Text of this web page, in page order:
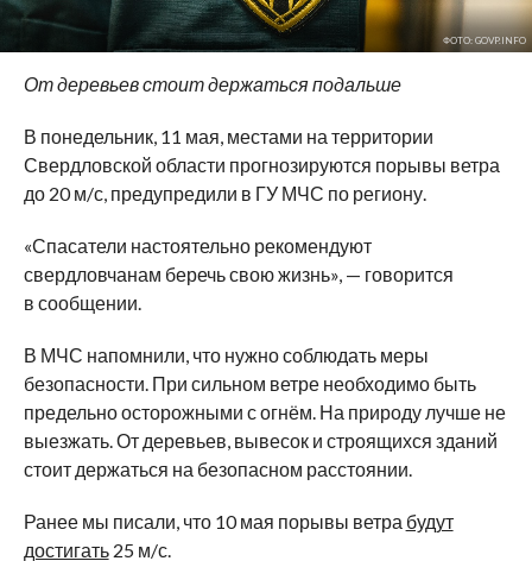
ФОТО: GOVP.INFO
От деревьев стоит держаться подальше
В понедельник, 11 мая, местами на территории
Свердловской области прогнозируются порывы ветра
до 20 м/с, предупредили в ГУ МЧС по региону.
«Спасатели настоятельно рекомендуют
свердловчанам беречь свою жизнь», — говорится
в сообщении.
В МЧС напомнили, что нужно соблюдать меры
безопасности. При сильном ветре необходимо быть
предельно осторожными с огнём. На природу лучше не
выезжать. От деревьев, вывесок и строящихся зданий
стоит держаться на безопасном расстоянии.
Ранее мы писали, что 10 мая порывы ветра будут
достигать25 м/с.